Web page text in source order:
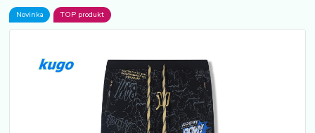
Novinka TOP produkt